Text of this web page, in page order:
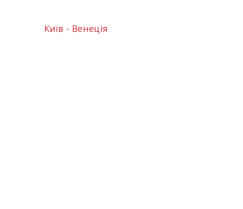
Київ - Венеція